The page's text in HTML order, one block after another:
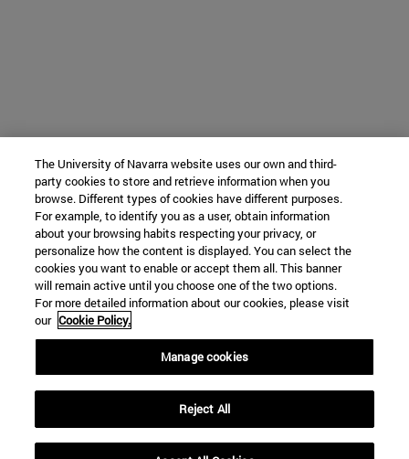
The University of Navarra website uses our own and third-
party cookies to store and retrieve information when you
browse. Different types of cookies have different purposes.
For example, to identify you as a user, obtain information
about your browsing habits respecting your privacy, or
personalize how the content is displayed. You can select the
cookies you want to enable or accept them all. This banner
will remain active until you choose one of the two options.
For more detailed information about our cookies, please visit
our Cookie Policy.
Manage cookies
Reject All